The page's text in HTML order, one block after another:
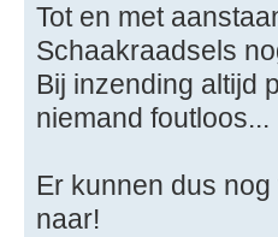
Tot en met
Schaakraadsels
Bij inzending altijd
niemand foutloos...
Er kunnen dus
naar!